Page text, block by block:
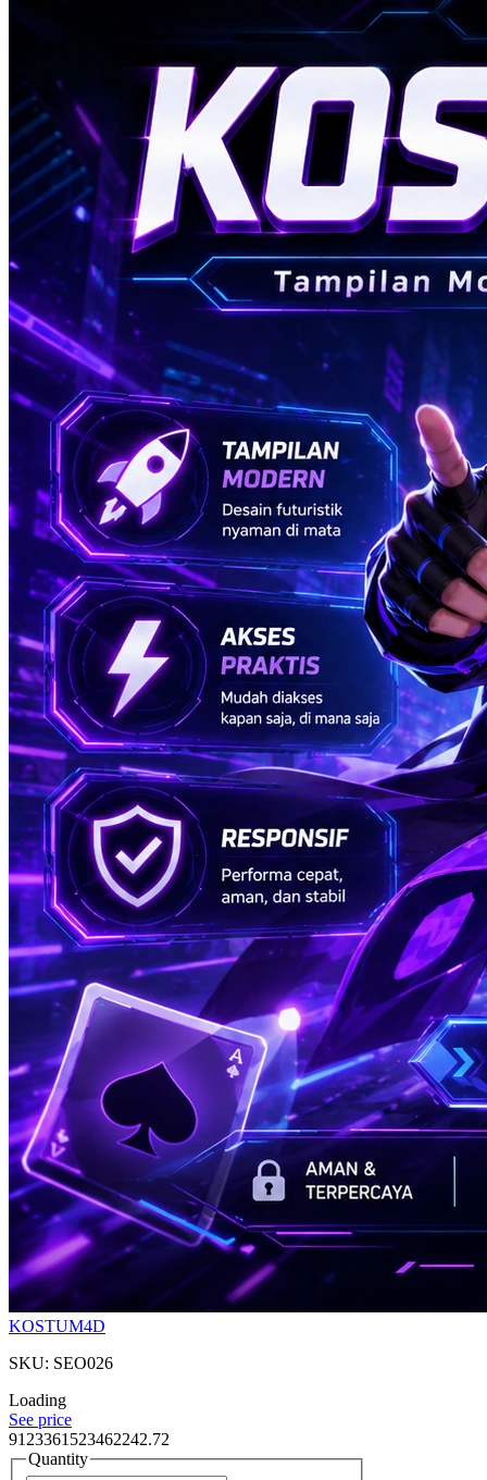
KOSTUM4D
SKU: SEO026
Loading
See price
9123361523462242.72
Quantity